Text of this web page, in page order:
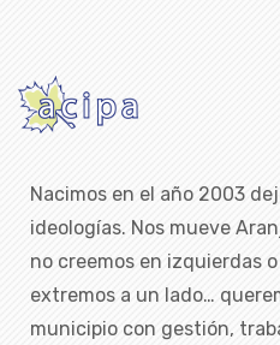
Nacimos en el año 2003
ideologías. Nos mueve
no creemos en izquierdas
extremos a un lado…
municipio con gestión,